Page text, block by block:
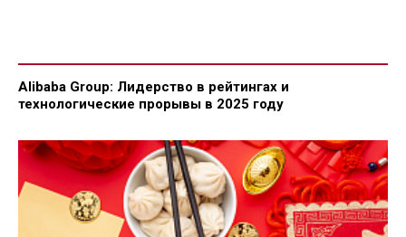
Alibaba Group: Лидерство в рейтингах и
технологические прорывы в 2025 году